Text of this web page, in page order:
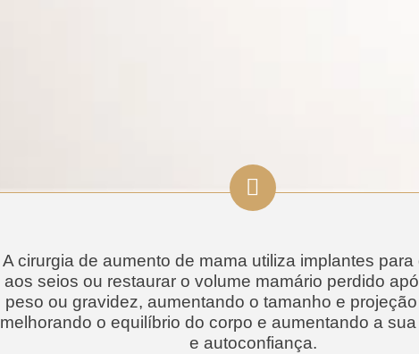
A cirurgia de aumento de mama utiliza implantes para
aos seios ou restaurar o volume mamário perdido
peso ou gravidez, aumentando o tamanho e
melhorando o equilíbrio do corpo e aumentando a
e autoconfiança.